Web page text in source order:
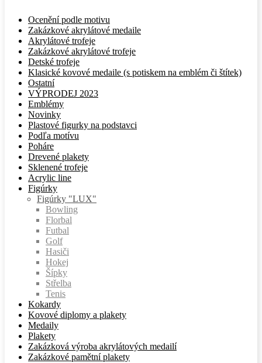
Ocenění podle motivu
Zakázkové akrylátové medaile
Akrylátové trofeje
Zakázkové akrylátové trofeje
Detské trofeje
Klasické kovové medaile (s potiskem na emblém či štítek)
Ostatní
VÝPRODEJ 2023
Emblémy
Novinky
Plastové figurky na podstavci
Podľa motívu
Poháre
Drevené plakety
Sklenené trofeje
Acrylic line
Figúrky
Figúrky "LUX"
Bowling
Florbal
Futbal
Golf
Hasiči
Hokej
Šípky
Střelba
Tenis
Kokardy
Kovové diplomy a plakety
Medaily
Plakety
Zakázková výroba akrylátových medailí
Zakázkové pamětní plakety